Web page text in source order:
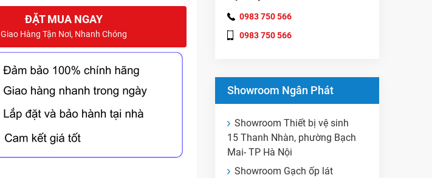
ĐẶT MUA NGAY
Giao Hàng Tận Nơi, Nhanh Chóng
0983 750 566
0983 750 566
Showroom Ngân Phát
Showroom Thiết bị vệ sinh
15 Thanh Nhàn, phường Bạch
Mai- TP Hà Nội
Showroom Gạch ốp lát